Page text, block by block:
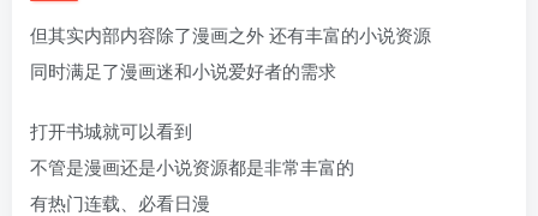
但其实内部内容除了漫画之外 还有丰富的小说资源
同时满足了漫画迷和小说爱好者的需求
打开书城就可以看到
不管是漫画还是小说资源都是非常丰富的
有热门连载、必看日漫